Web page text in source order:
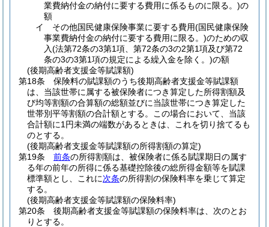
業費納付金の納付に要する費用に係るものに限る。)の
額
イ
その他国民健康保険事業に要する費用(国民健康保険
事業費納付金の納付に要する費用に限る。)のための収
入(法第72条の3第1項、第72条の3の2第1項及び第72
条の3の3第1項の規定による繰入金を除く。)の額
(後期高齢者支援金等賦課額)
第18条
保険料の賦課額のうち後期高齢者支援金等賦課額
は、当該世帯に属する被保険者につき算定した所得割額及
び均等割額の合算額の総額並びに当該世帯につき算定した
世帯別平等割額の合計額とする。
この場合において、当該
合計額に1円未満の端数があるときは、これを切り捨てるも
のとする。
(後期高齢者支援金等賦課額の所得割額の算定)
第19条
前条の所得割額は、被保険者に係る賦課期日の属す
る年の前年の所得に係る基礎控除後の総所得金額等を賦課
標準額とし、これに次条の所得割の保険料率を乗じて算定
する。
(後期高齢者支援金等賦課額の保険料率)
第20条
後期高齢者支援金等賦課額の保険料率は、次のとお
りとする。